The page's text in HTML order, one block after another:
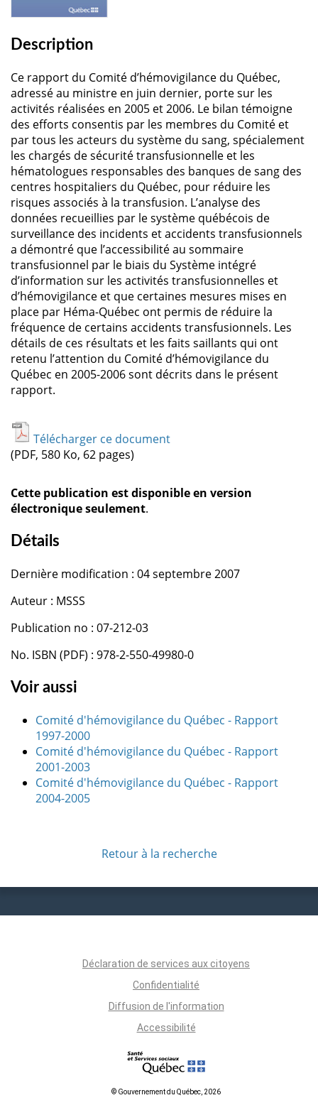
Description
Ce rapport du Comité d’hémovigilance du Québec,
adressé au ministre en juin dernier, porte sur les
activités réalisées en 2005 et 2006. Le bilan témoigne
des efforts consentis par les membres du Comité et
par tous les acteurs du système du sang, spécialement
les chargés de sécurité transfusionnelle et les
hématologues responsables des banques de sang des
centres hospitaliers du Québec, pour réduire les
risques associés à la transfusion. L’analyse des
données recueillies par le système québécois de
surveillance des incidents et accidents transfusionnels
a démontré que l’accessibilité au sommaire
transfusionnel par le biais du Système intégré
d’information sur les activités transfusionnelles et
d’hémovigilance et que certaines mesures mises en
place par Héma-Québec ont permis de réduire la
fréquence de certains accidents transfusionnels. Les
détails de ces résultats et les faits saillants qui ont
retenu l’attention du Comité d’hémovigilance du
Québec en 2005-2006 sont décrits dans le présent
rapport.
Télécharger ce document
(PDF, 580 Ko, 62 pages)
Cette publication est disponible en version
électronique seulement.
Détails
Dernière modification : 04 septembre 2007
Auteur : MSSS
Publication no : 07-212-03
No. ISBN (PDF) : 978-2-550-49980-0
Voir aussi
Comité d'hémovigilance du Québec - Rapport
1997-2000
Comité d'hémovigilance du Québec - Rapport
2001-2003
Comité d'hémovigilance du Québec - Rapport
2004-2005
Retour à la recherche
Déclaration de services aux citoyens
Confidentialité
Diffusion de l'information
Accessibilité
© Gouvernement du Québec, 2026